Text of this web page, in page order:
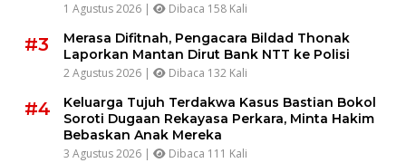
1 Agustus 2026 | Dibaca 158 Kali
#3
Merasa Difitnah, Pengacara Bildad Thonak
Laporkan Mantan Dirut Bank NTT ke Polisi
2 Agustus 2026 | Dibaca 132 Kali
#4
Keluarga Tujuh Terdakwa Kasus Bastian Bokol
Soroti Dugaan Rekayasa Perkara, Minta Hakim
Bebaskan Anak Mereka
3 Agustus 2026 | Dibaca 111 Kali